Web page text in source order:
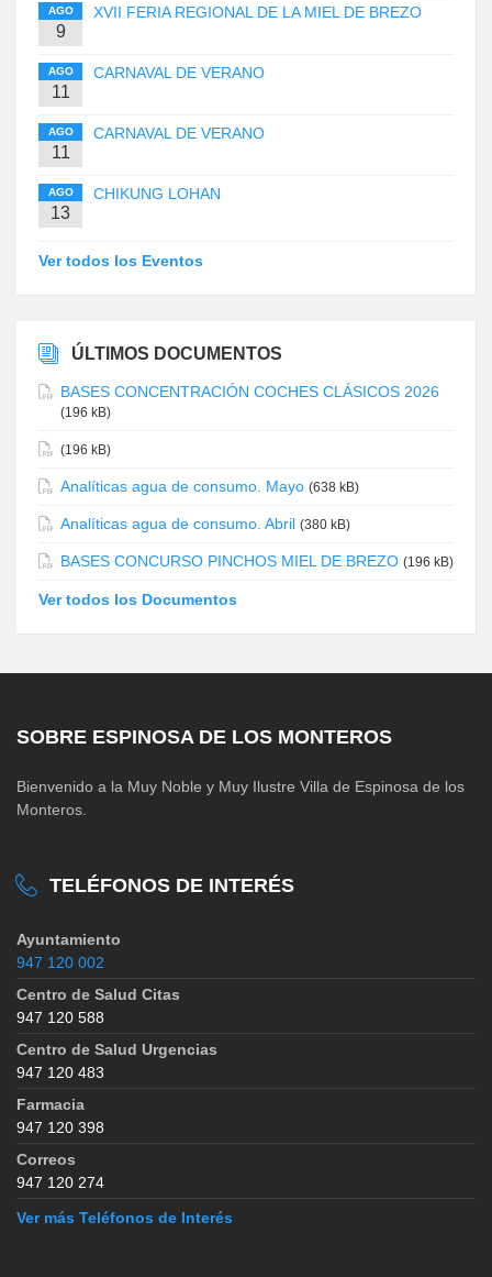
AGO
9
XVII FERIA REGIONAL DE LA MIEL DE BREZO
AGO
11
CARNAVAL DE VERANO
AGO
11
CARNAVAL DE VERANO
AGO
13
CHIKUNG LOHAN
Ver todos los Eventos
ÚLTIMOS DOCUMENTOS
BASES CONCENTRACIÓN COCHES CLÁSICOS 2026
(196 kB)
(196 kB)
Analíticas agua de consumo. Mayo (638 kB)
Analíticas agua de consumo. Abril (380 kB)
BASES CONCURSO PINCHOS MIEL DE BREZO (196 kB)
Ver todos los Documentos
SOBRE ESPINOSA DE LOS MONTEROS
Bienvenido a la Muy Noble y Muy Ilustre Villa de Espinosa de los
Monteros.
TELÉFONOS DE INTERÉS
Ayuntamiento
947 120 002
Centro de Salud Citas
947 120 588
Centro de Salud Urgencias
947 120 483
Farmacia
947 120 398
Correos
947 120 274
Ver más Teléfonos de Interés